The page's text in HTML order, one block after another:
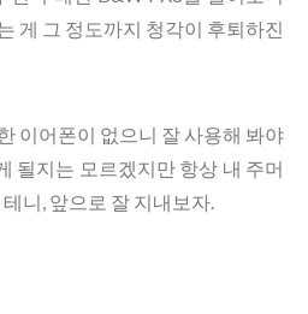
게 그 정도까지 청각이 후퇴하진
이어폰이 없으니 잘 사용해 봐야
될지는 모르겠지만 항상 내 주머
니, 앞으로 잘 지내보자.